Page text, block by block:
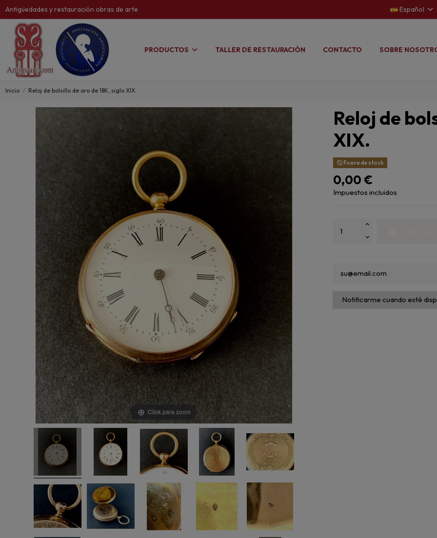
Antigüedades y restauración obras de arte Español
PRODUCTOS TALLER DE RESTAURACIÓN CONTACTO SOBRE
Inicio Reloj de bolsillo de oro de 18K, siglo XIX.
Click para zoom
Reloj de
XIX.
Fuera de stock
0,00 €
Impuestos incluidos